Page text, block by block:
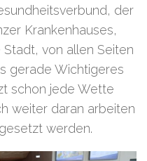
der
Krankenhauses,
von allen Seiten
gerade Wichtigeres
schon jede Wette
weiter daran arbeiten
werden.